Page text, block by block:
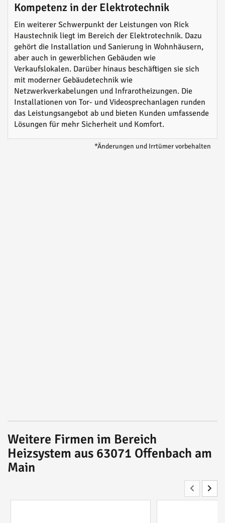
Kompetenz in der Elektrotechnik
Ein weiterer Schwerpunkt der Leistungen von Rick
Haustechnik liegt im Bereich der Elektrotechnik. Dazu
gehört die Installation und Sanierung in Wohnhäusern,
aber auch in gewerblichen Gebäuden wie
Verkaufslokalen. Darüber hinaus beschäftigen sie sich
mit moderner Gebäudetechnik wie
Netzwerkverkabelungen und Infrarotheizungen. Die
Installationen von Tor- und Videosprechanlagen runden
das Leistungsangebot ab und bieten Kunden umfassende
Lösungen für mehr Sicherheit und Komfort.
*Änderungen und Irrtümer vorbehalten
Weitere Firmen im Bereich
Heizsystem aus 63071 Offenbach am
Main